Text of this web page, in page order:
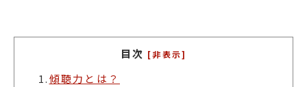
目次 [非表示]
1.傾聴力とは？